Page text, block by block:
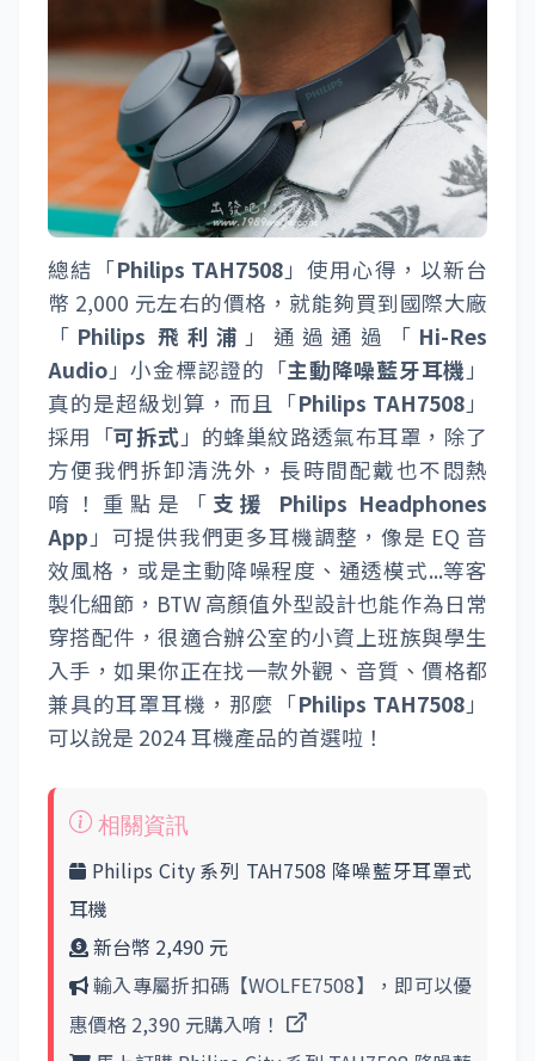
總結「Philips TAH7508」使用心得，以新台
幣 2,000 元左右的價格，就能夠買到國際大廠
「 Philips 飛利浦 」通過通過「 Hi-Res
Audio」小金標認證的「主動降噪藍牙耳機」
真的是超級划算，而且「Philips TAH7508」
採用「可拆式」的蜂巢紋路透氣布耳罩，除了
方便我們拆卸清洗外，長時間配戴也不悶熱
唷！重點是「 支援 Philips Headphones
App」可提供我們更多耳機調整，像是 EQ 音
效風格，或是主動降噪程度、通透模式...等客
製化細節，BTW 高顏值外型設計也能作為日常
穿搭配件，很適合辦公室的小資上班族與學生
入手，如果你正在找一款外觀、音質、價格都
兼具的耳罩耳機，那麼「Philips TAH7508」
可以說是 2024 耳機產品的首選啦！
Philips City 系列 TAH7508 降噪藍牙耳罩式
耳機
新台幣 2,490 元
輸入專屬折扣碼【WOLFE7508】，即可以優
惠價格 2,390 元購入唷！